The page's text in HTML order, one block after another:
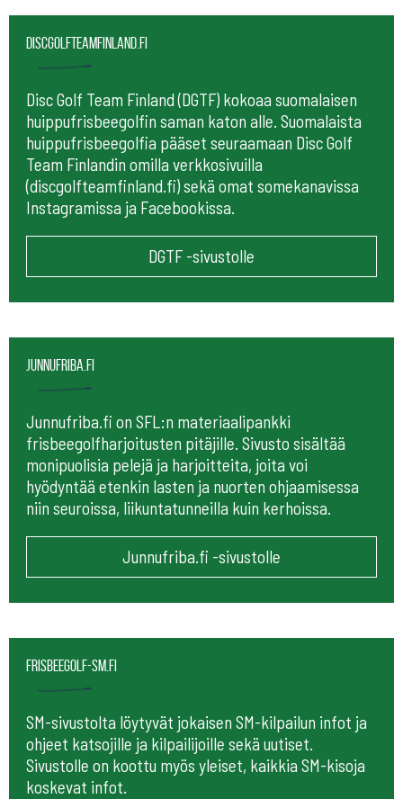
Discgolfteamfinland.fi
Disc Golf Team Finland (DGTF) kokoaa suomalaisen
huippufrisbeegolfin saman katon alle. Suomalaista
huippufrisbeegolfia pääset seuraamaan Disc Golf
Team Finlandin omilla verkkosivuilla
(discgolfteamfinland.fi) sekä omat somekanavissa
Instagramissa ja Facebookissa.
DGTF -sivustolle
Junnufriba.fi
Junnufriba.fi on SFL:n materiaalipankki
frisbeegolfharjoitusten pitäjille. Sivusto sisältää
monipuolisia pelejä ja harjoitteita, joita voi
hyödyntää etenkin lasten ja nuorten ohjaamisessa
niin seuroissa, liikuntatunneilla kuin kerhoissa.
Junnufriba.fi -sivustolle
frisbeegolf-sm.fi
SM-sivustolta löytyvät jokaisen SM-kilpailun infot ja
ohjeet katsojille ja kilpailijoille sekä uutiset.
Sivustolle on koottu myös yleiset, kaikkia SM-kisoja
koskevat infot.